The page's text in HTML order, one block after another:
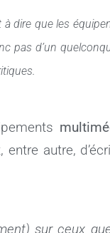
à dire que les
pas d’un
autre,
sur ceux